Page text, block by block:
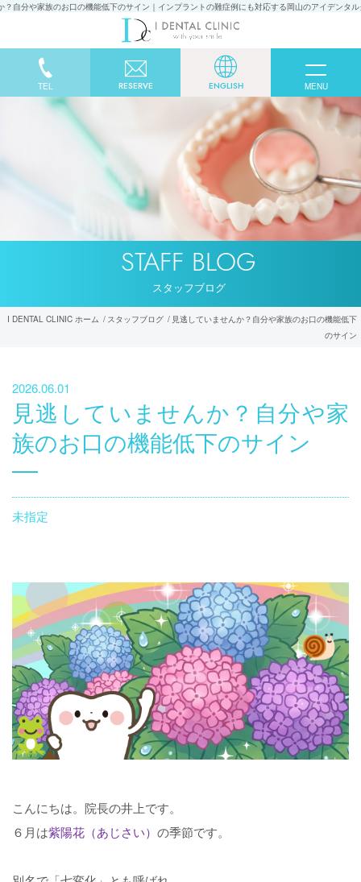
？自分や家族のお口の機能低下のサイン｜インプラントの難症例にも対応する岡山のアイデンタ
TEL RESERVE ENGLISH MENU
STAFF BLOG
スタッフブログ
I DENTAL CLINIC ホーム スタッフブログ
見逃していませんか？自分や家族のお口の機能低下
のサイン
2026.06.01
見逃していませんか？自分や家
族のお口の機能低下のサイン
未指定
こんにちは。院長の井上です。
６月は紫陽花（あじさい） の季節です。